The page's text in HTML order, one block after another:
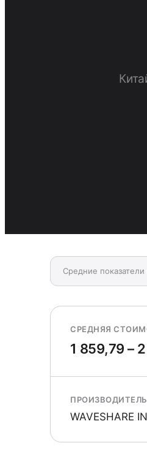
Средние показатели
СРЕДНЯЯ
1 859,79 –
ПРОИЗВОДИТЕЛЬ
WAVESHARE